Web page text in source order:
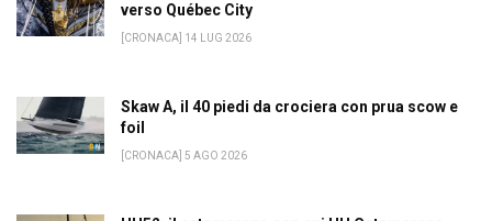
verso Québec City
[CRONACA] 14 LUG 2026
Skaw A, il 40 piedi da crociera con prua scow e
foil
[CRONACA] 5 AGO 2026